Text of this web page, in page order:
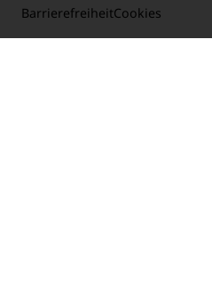
BarrierefreiheitCookies